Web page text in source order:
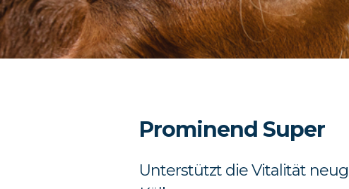
Prominend Super
Unterstützt die Vitalität